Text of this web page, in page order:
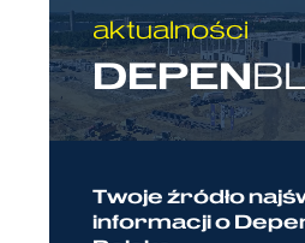
aktualności
DEPEN
Twoje źródło
informacji o